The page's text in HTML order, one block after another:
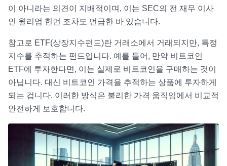
이 아니라는 의견이 지배적이며, 이는 SEC의 전 재무 이사
인 윌리엄 힌먼 조차도 언급한 바 있습니다.
참고로 ETF(상장지수펀드)란 거래소에서 거래되지만, 특정
지수를 추적하는 펀드입니다. 예를 들어, 만약 비트코인
ETF에 투자한다면, 이는 실제로 비트코인을 구매하는 것이
아닙니다. 대신 비트코인 가격을 추적하는 상품에 투자하게
되는 겁니다. 이러한 방식은 불리한 가격 움직임에서 비교적
안전하게 보호합니다.